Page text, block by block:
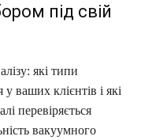
під свій
які типи
ваших клієнтів і які
перевіряється
вакуумного